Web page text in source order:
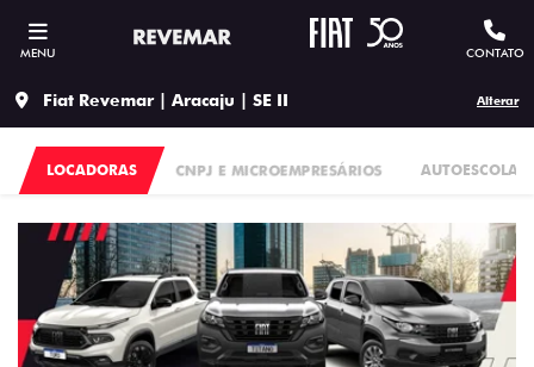
MENU CONTATO
Fiat Revemar | Aracaju | SE II Alterar
CNPJ E MICROEMPRESÁRIOS AUTOESCOLA
LOCADORAS